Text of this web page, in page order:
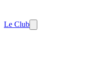
Le Club